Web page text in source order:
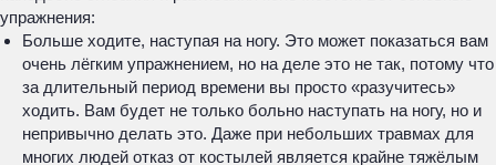
упражнения:
Больше ходите, наступая на ногу. Это может показаться вам
очень лёгким упражнением, но на деле это не так, потому что
за длительный период времени вы просто «разучитесь»
ходить. Вам будет не только больно наступать на ногу, но и
непривычно делать это. Даже при небольших травмах для
многих людей отказ от костылей является крайне тяжёлым